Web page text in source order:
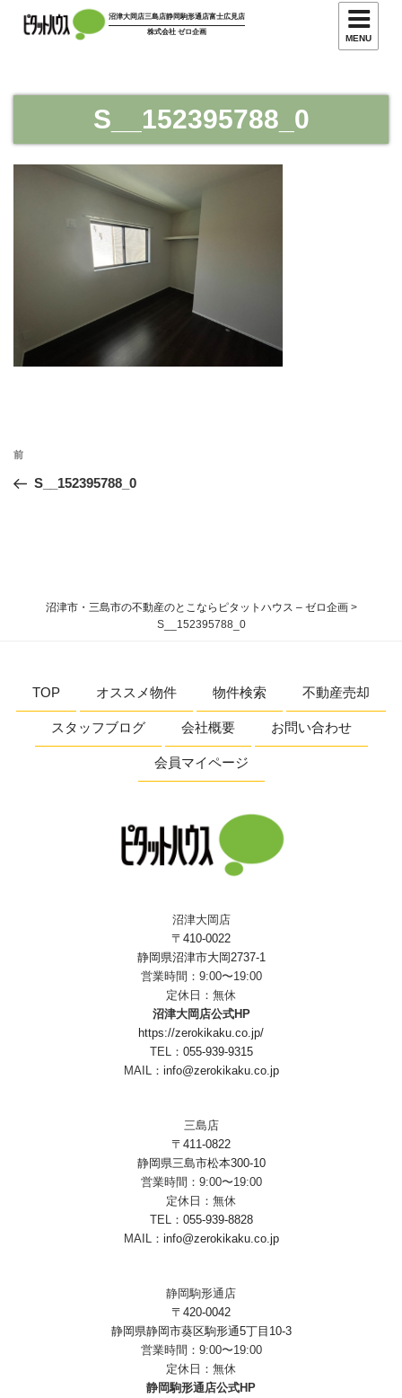
ツ
沼津大岡店三島店静岡駒形通店富士広見店
株式会社 ゼロ企画
MENU
S__152395788_0
投
ナ
過
去
前
S__152395788_0
沼津市・三島市の不動産のとこならピタットハウス – ゼロ企画>
S__152395788_0
TOP オススメ物件 物件検索 不動産売却
スタッフブログ 会社概要 お問い合わせ
会員マイページ
沼津大岡店
〒410-0022
静岡県沼津市大岡2737-1
営業時間：9:00〜19:00
定休日：無休
沼津大岡店公式HP
https://zerokikaku.co.jp/
TEL： 055-939-9315
MAIL： info@zerokikaku.co.jp
三島店
〒411-0822
静岡県三島市松本300-10
営業時間：9:00〜19:00
定休日：無休
TEL： 055-939-8828
MAIL： info@zerokikaku.co.jp
静岡駒形通店
〒420-0042
静岡県静岡市葵区駒形通5丁目10-3
営業時間：9:00〜19:00
定休日：無休
静岡駒形通店公式HP